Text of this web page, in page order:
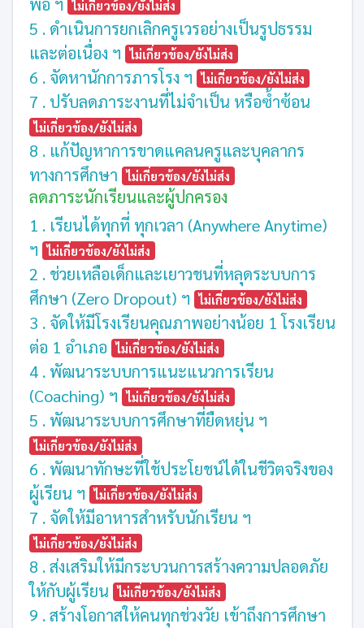
ไม่เกี่ยวข้อง/ยังไม่ส่ง
5 . ดำเนินการยกเลิกครูเวรอย่างเป็นรูปธรรม
และต่อเนื่อง ฯ
ไม่เกี่ยวข้อง/ยังไม่ส่ง
6 . จัดหานักการภารโรง ฯ ไม่เกี่ยวข้อง/ยังไม่ส่ง
7 . ปรับลดภาระงานที่ไม่จำเป็น หรือซ้ำซ้อน
ไม่เกี่ยวข้อง/ยังไม่ส่ง
8 . แก้ปัญหาการขาดแคลนครูและบุคลากร
ทางการศึกษา
ไม่เกี่ยวข้อง/ยังไม่ส่ง
ลดภาระนักเรียนและผู้ปกครอง
1 . เรียนได้ทุกที่ ทุกเวลา (Anywhere Anytime)
ฯ
ไม่เกี่ยวข้อง/ยังไม่ส่ง
2 . ช่วยเหลือเด็กและเยาวชนที่หลุดระบบการ
ศึกษา (Zero Dropout) ฯ
ไม่เกี่ยวข้อง/ยังไม่ส่ง
3 . จัดให้มีโรงเรียนคุณภาพอย่างน้อย 1 โรงเรียน
ต่อ 1 อำเภอ
ไม่เกี่ยวข้อง/ยังไม่ส่ง
4 . พัฒนาระบบการแนะแนวการเรียน
(Coaching) ฯ
ไม่เกี่ยวข้อง/ยังไม่ส่ง
5 . พัฒนาระบบการศึกษาที่ยืดหยุ่น ฯ
ไม่เกี่ยวข้อง/ยังไม่ส่ง
6 . พัฒนาทักษะที่ใช้ประโยชน์ได้ในชีวิตจริงของ
ผู้เรียน ฯ
ไม่เกี่ยวข้อง/ยังไม่ส่ง
7 . จัดให้มีอาหารสำหรับนักเรียน ฯ
ไม่เกี่ยวข้อง/ยังไม่ส่ง
8 . ส่งเสริมให้มีกระบวนการสร้างความปลอดภัย
ให้กับผู้เรียน
ไม่เกี่ยวข้อง/ยังไม่ส่ง
9 . สร้างโอกาสให้คนทุกช่วงวัย เข้าถึงการศึกษา